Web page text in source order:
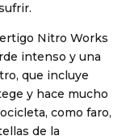
Nitro Works
intenso y una
que incluye
y hace mucho
como faro,
de la